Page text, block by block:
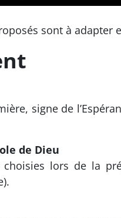
sont à
signe de
de Dieu
choisies lors de la